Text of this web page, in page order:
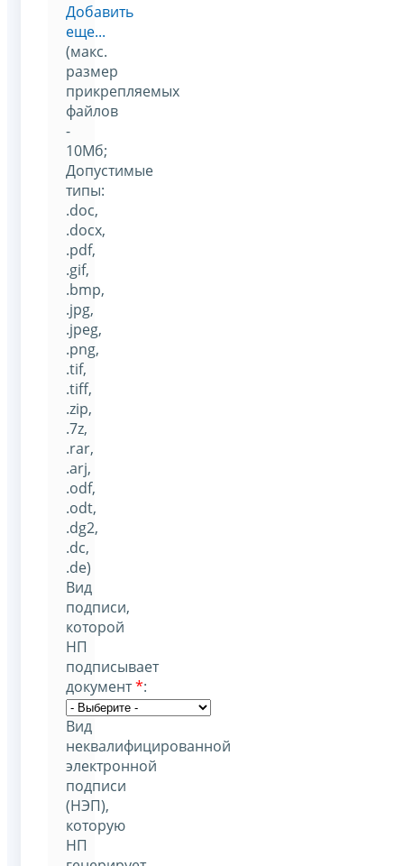
Добавить
еще...
(макс.
размер
прикрепляемых
файлов
-
10Мб;
Допустимые
типы:
.doc,
.docx,
.pdf,
.gif,
.bmp,
.jpg,
.jpeg,
.png,
.tif,
.tiff,
.zip,
.7z,
.rar,
.arj,
.odf,
.odt,
.dg2,
.dc,
.de)
Вид
подписи,
которой
НП
подписывает
документ*:
Вид
неквалифицированной
электронной
подписи
(НЭП),
которую
НП